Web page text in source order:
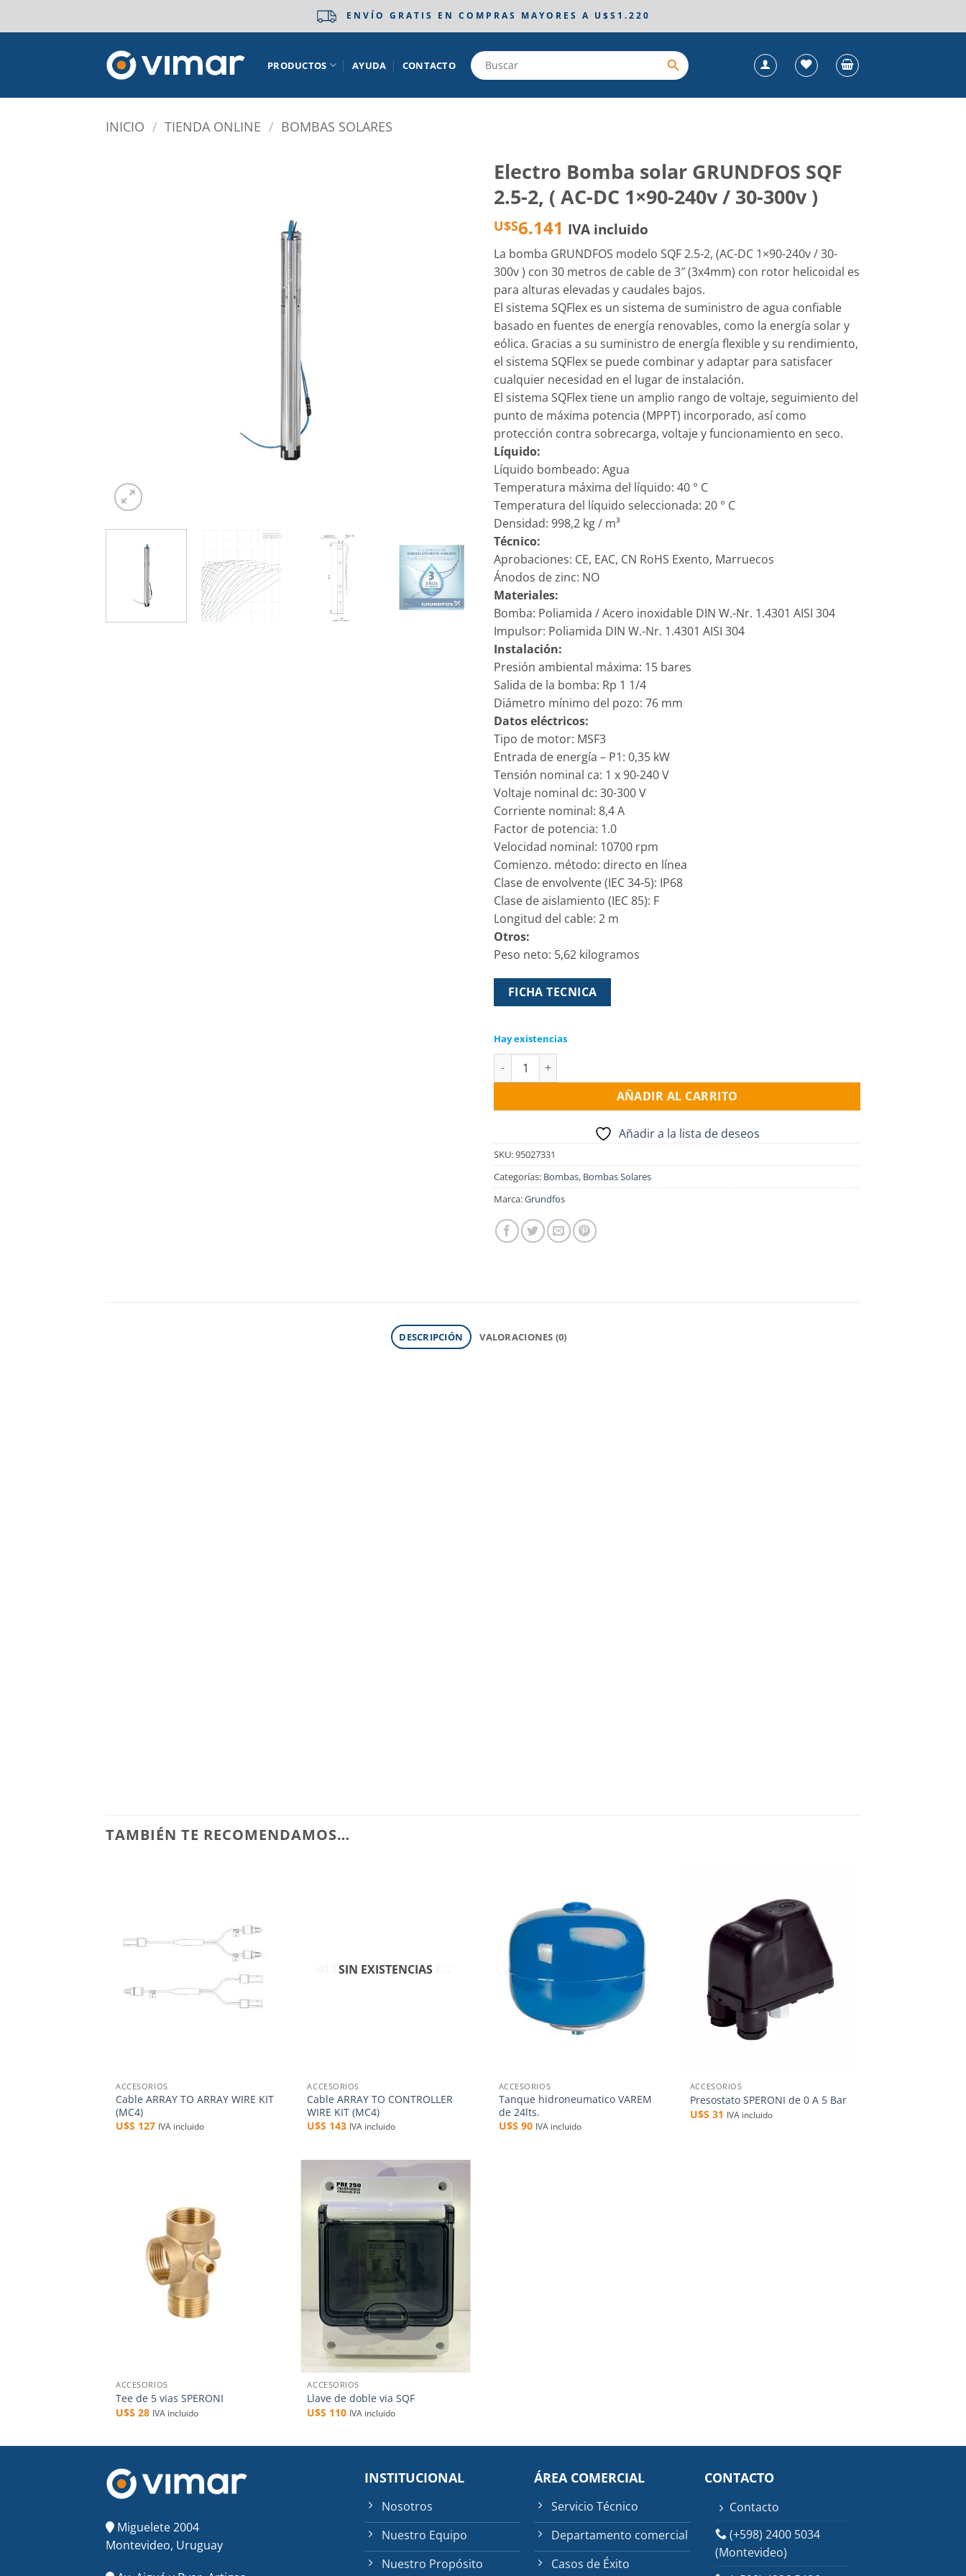
ENVÍO GRATIS EN COMPRAS MAYORES A U$S1.220
PRODUCTOS AYUDA CONTACTO
INICIO / TIENDA ONLINE / BOMBAS SOLARES
Electro Bomba solar GRUNDFOS SQF
2.5-2, ( AC-DC 1×90-240v / 30-300v )
U$S6.141 IVA incluido
La bomba GRUNDFOS modelo SQF 2.5-2, (AC-DC 1×90-240v / 30-
300v ) con 30 metros de cable de 3″ (3x4mm) con rotor helicoidal es
para alturas elevadas y caudales bajos.
El sistema SQFlex es un sistema de suministro de agua confiable
basado en fuentes de energía renovables, como la energía solar y
eólica. Gracias a su suministro de energía flexible y su rendimiento,
el sistema SQFlex se puede combinar y adaptar para satisfacer
cualquier necesidad en el lugar de instalación.
El sistema SQFlex tiene un amplio rango de voltaje, seguimiento del
punto de máxima potencia (MPPT) incorporado, así como
protección contra sobrecarga, voltaje y funcionamiento en seco.
Líquido:
Líquido bombeado: Agua
Temperatura máxima del líquido: 40 ° C
Temperatura del líquido seleccionada: 20 ° C
Densidad: 998,2 kg / m³
Técnico:
Aprobaciones: CE, EAC, CN RoHS Exento, Marruecos
Ánodos de zinc: NO
Materiales:
Bomba: Poliamida / Acero inoxidable DIN W.-Nr. 1.4301 AISI 304
Impulsor: Poliamida DIN W.-Nr. 1.4301 AISI 304
Instalación:
Presión ambiental máxima: 15 bares
Salida de la bomba: Rp 1 1/4
Diámetro mínimo del pozo: 76 mm
Datos eléctricos:
Tipo de motor: MSF3
Entrada de energía – P1: 0,35 kW
Tensión nominal ca: 1 x 90-240 V
Voltaje nominal dc: 30-300 V
Corriente nominal: 8,4 A
Factor de potencia: 1.0
Velocidad nominal: 10700 rpm
Comienzo. método: directo en línea
Clase de envolvente (IEC 34-5): IP68
Clase de aislamiento (IEC 85): F
Longitud del cable: 2 m
Otros:
Peso neto: 5,62 kilogramos
FICHA TECNICA
Hay existencias
Electro Bomba solar GRUNDFOS SQF 2.5-2, ( AC-DC 1x90-240v / 30-300v ) cantidad
AÑADIR AL CARRITO
Añadir a la lista de deseos
SKU:95027331
Categorías: Bombas, Bombas Solares
Marca:Grundfos
DESCRIPCIÓN VALORACIONES (0)
TAMBIÉN TE RECOMENDAMOS…
deseos
ACCESORIOS
Cable ARRAY TO ARRAY WIRE KIT
(MC4)
U$S 127 IVA incluido
SIN EXISTENCIAS
ACCESORIOS
Cable ARRAY TO CONTROLLER
WIRE KIT (MC4)
U$S 143 IVA incluido
lista de
deseos
ACCESORIOS
Tanque hidroneumatico VAREM
de 24lts.
U$S 90 IVA incluido
deseos
ACCESORIOS
Presostato SPERONI de 0 A 5 Bar
U$S 31 IVA incluido
ACCESORIOS
Tee de 5 vias SPERONI
U$S28 IVA incluido
Añadir
a la
lista de
deseos
ACCESORIOS
Llave de doble via SQF
U$S 110 IVA incluido
Miguelete 2004
Montevideo, Uruguay
INSTITUCIONAL
Nosotros
Nuestro Equipo
Nuestro Propósito
ÁREA COMERCIAL
Servicio Técnico
Departamento comercial
Casos de Éxito
CONTACTO
Contacto
(+598) 2400 5034
(Montevideo)